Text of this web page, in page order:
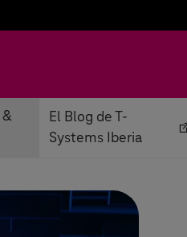
&
El Blog de T-
Systems Iberia